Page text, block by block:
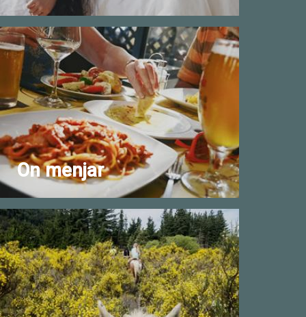
On menjar